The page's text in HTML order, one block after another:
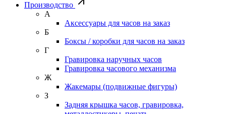
Производство
А
Аксессуары для часов на заказ
Б
Боксы / коробки для часов на заказ
Г
Гравировка наручных часов
Гравировка часового механизма
Ж
Жакемары (подвижные фигуры)
З
Задняя крышка часов, гравировка,